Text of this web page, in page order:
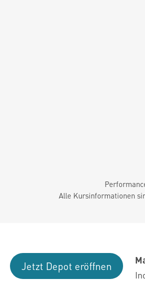
Alle Kursinformationen
Jetzt Depot eröffnen